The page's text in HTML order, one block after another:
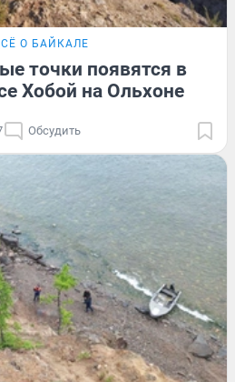
О БАЙКАЛЕ
точки появятся в
Хобой на Ольхоне
Обсудить